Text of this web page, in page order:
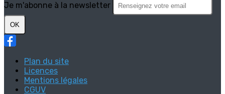
Je m'abonne à la newsletter
OK
Plan du site
Licences
Mentions légales
CGUV